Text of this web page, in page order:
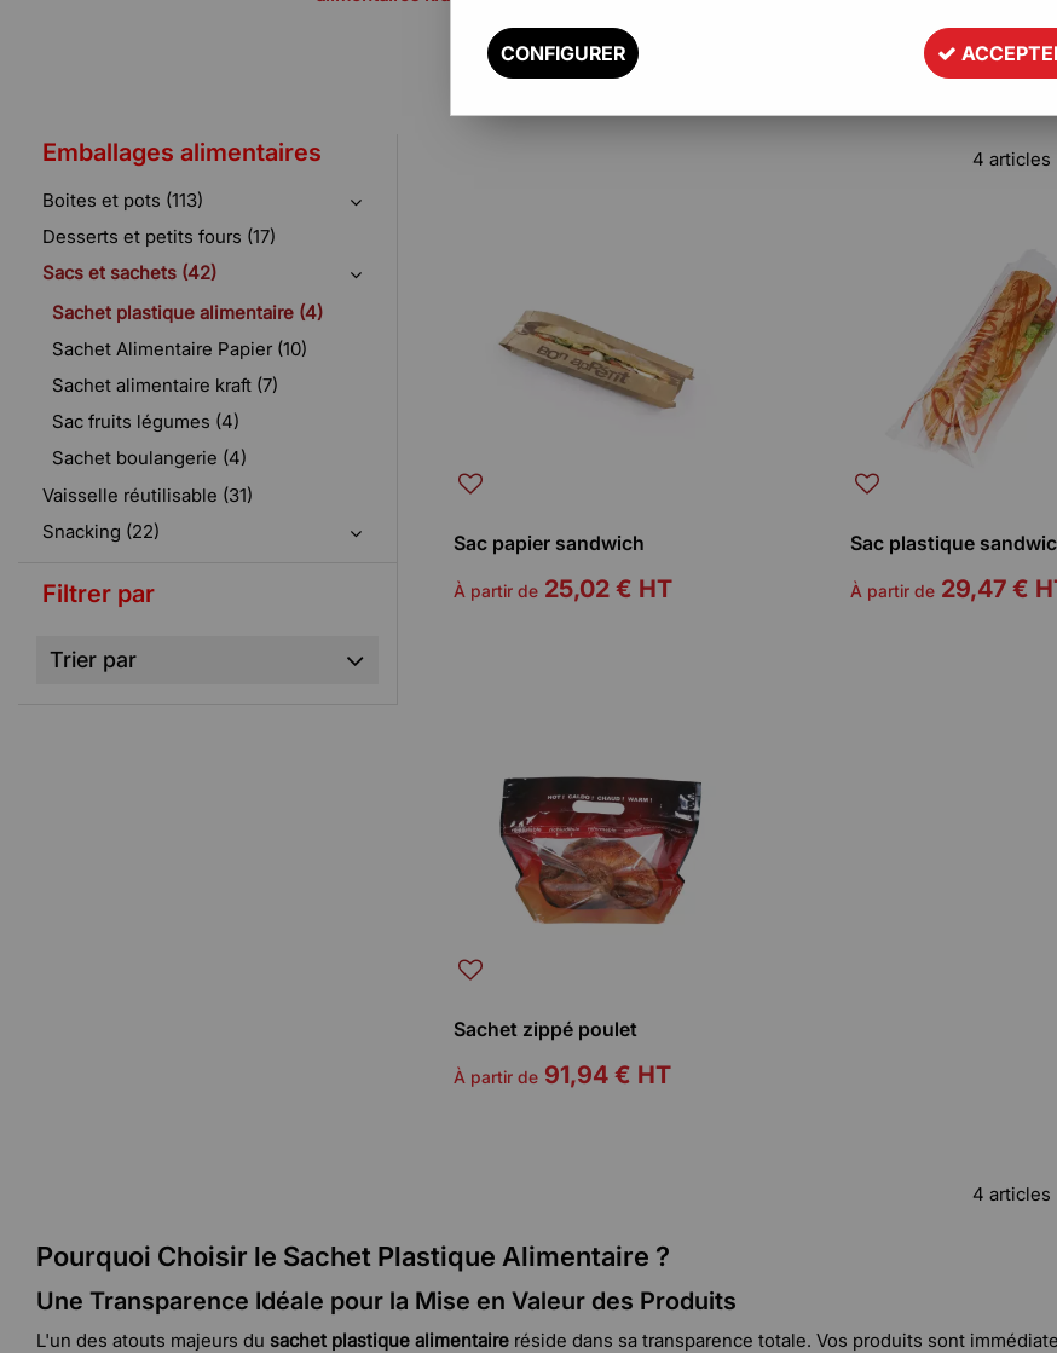
Notre gamme de Sachet en Plastique
Emballages alimentaires
Boites et pots (113)
Desserts et petits fours (17)
Sacs et sachets (42)
Sachet plastique alimentaire (4)
Sachet Alimentaire Papier (10)
Sachet alimentaire kraft (7)
Sac fruits légumes (4)
Sachet boulangerie (4)
Vaisselle réutilisable (31)
Snacking (22)
Filtrer par
Trier par
4 articles
Sac papier sandwich
À partir de25,02 € HT
Sac plastique
À partir de29,47 €
Sachet zippé poulet
À partir de91,94 € HT
4 articles
Pourquoi Choisir le Sachet Plastique Alimentaire ?
Une Transparence Idéale pour la Mise en Valeur des Produits
L'un des atouts majeurs du sachet plastique alimentaire réside dans sa transparence totale. Vos produits sont
CONFIGURER